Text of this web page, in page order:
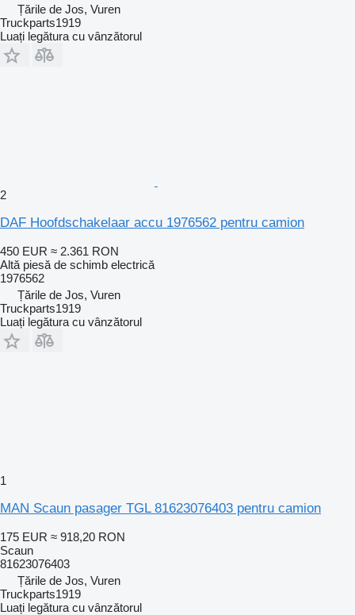
Țările de Jos, Vuren
Truckparts1919
Luați legătura cu vânzătorul
2
DAF Hoofdschakelaar accu 1976562 pentru camion
450 EUR ≈ 2.361 RON
Altă piesă de schimb electrică
1976562
Țările de Jos, Vuren
Truckparts1919
Luați legătura cu vânzătorul
1
MAN Scaun pasager TGL 81623076403 pentru camion
175 EUR ≈ 918,20 RON
Scaun
81623076403
Țările de Jos, Vuren
Truckparts1919
Luați legătura cu vânzătorul